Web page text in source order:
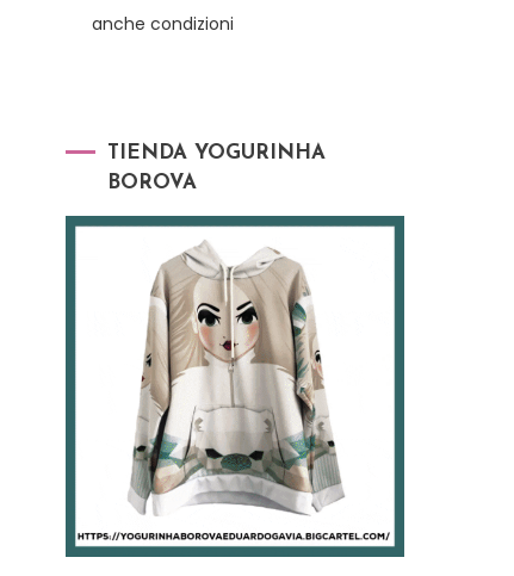
anche condizioni
TIENDA YOGURINHA
BOROVA